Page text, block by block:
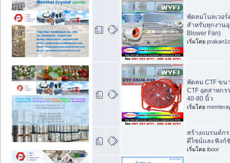
พัดลมโบลเวอ
สำหรับทุกงาน
Blower Fan)
เริ่มโดย prakan1c
พัดลม CTF ขน
CTF อุตสาหก
40-80 นิ้ว
เริ่มโดย
สร้างแบรนด์ก
ดีไซน์และฟังก์
เริ่มโดย iboor